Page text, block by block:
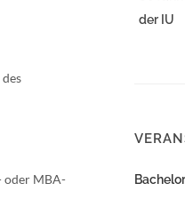
oder MBA-
der IU